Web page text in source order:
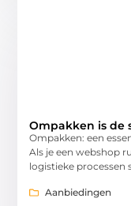
Ompakken is de
Ompakken: een
Als je een webshop
logistieke processen
Aanbiedingen